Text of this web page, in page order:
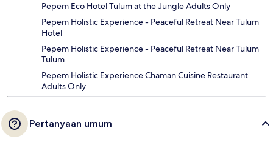
Pepem Eco Hotel Tulum at the Jungle Adults Only
Pepem Holistic Experience - Peaceful Retreat Near Tulum
Hotel
Pepem Holistic Experience - Peaceful Retreat Near Tulum
Tulum
Pepem Holistic Experience Chaman Cuisine Restaurant
Adults Only
Pertanyaan umum